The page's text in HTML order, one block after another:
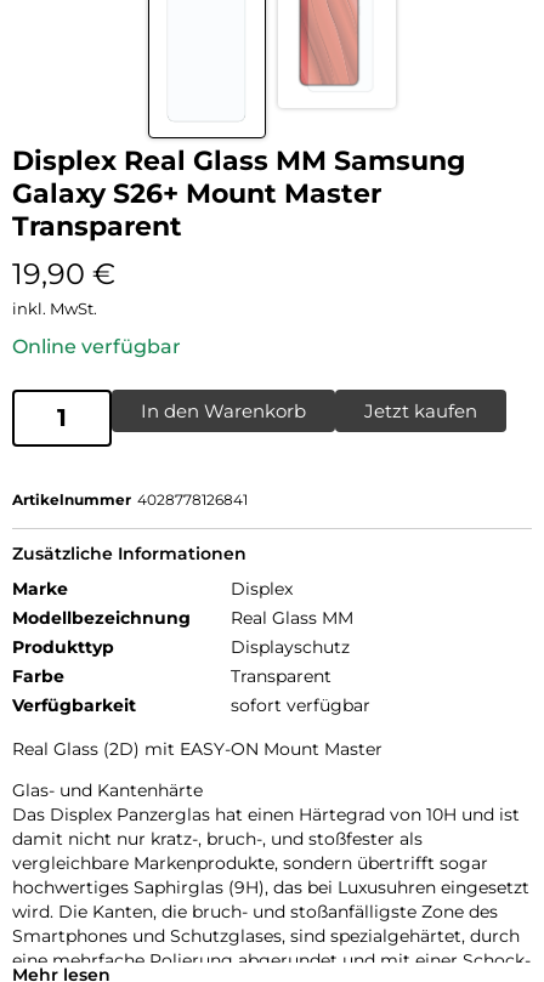
Displex Real Glass MM Samsung
Galaxy S26+ Mount Master
Transparent
19,90 €
inkl. MwSt.
Online verfügbar
In den Warenkorb Jetzt kaufen
Artikelnummer 4028778126841
Zusätzliche Informationen
Marke
Displex
Modellbezeichnung
Real Glass MM
Produkttyp
Displayschutz
Farbe
Transparent
Verfügbarkeit
sofort verfügbar
Real Glass (2D) mit EASY-ON Mount Master
Glas- und Kantenhärte
Das Displex Panzerglas hat einen Härtegrad von 10H und ist
damit nicht nur kratz-, bruch-, und stoßfester als
vergleichbare Markenprodukte, sondern übertrifft sogar
hochwertiges Saphirglas (9H), das bei Luxusuhren eingesetzt
wird. Die Kanten, die bruch- und stoßanfälligste Zone des
Smartphones und Schutzglases, sind spezialgehärtet, durch
eine mehrfache Polierung abgerundet und mit einer Schock-
Mehr lesen